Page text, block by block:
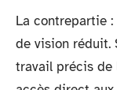
La contrepartie
de vision réduit.
travail précis de